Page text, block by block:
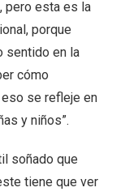
pero esta es la
porque
sentido en la
cómo
eso se refleje en
y niños”.
soñado que
tiene que ver